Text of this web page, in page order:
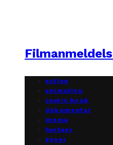
action
animation
comic book
dokumentar
drama
fantasy
gyser